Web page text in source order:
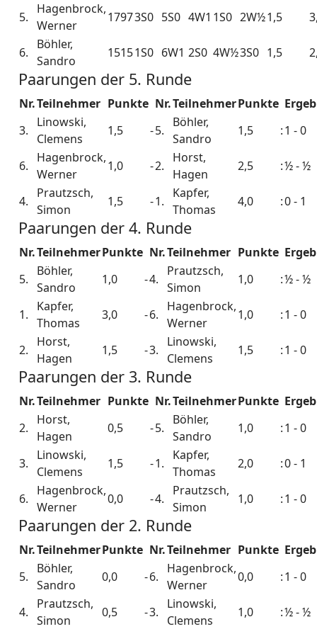
5.
Hagenbrock,
Werner
17973S0 5S0 4W1 1S0 2W½1,5
6.
Böhler,
Sandro
15151S0 6W1 2S0 4W½3S0 1,5
Paarungen der 5. Runde
Nr.Teilnehmer Punkte Nr.TeilnehmerPunkte
3.
Linowski,
Clemens
1,5 -5.
Böhler,
Sandro
1,5 :1 - 0
6.
Hagenbrock,
Werner
1,0 -2.
Horst,
Hagen
2,5 :½ - ½
4.
Prautzsch,
Simon
1,5 -1.
Kapfer,
Thomas
4,0 :0 - 1
Paarungen der 4. Runde
Nr.TeilnehmerPunkte Nr.Teilnehmer Punkte
5.
Böhler,
Sandro
1,0 -4.
Prautzsch,
Simon
1,0 :½ - ½
1.
Kapfer,
Thomas
3,0 -6.
Hagenbrock,
Werner
1,0 :1 - 0
2.
Horst,
Hagen
1,5 -3.
Linowski,
Clemens
1,5 :1 - 0
Paarungen der 3. Runde
Nr.Teilnehmer Punkte Nr.TeilnehmerPunkte
2.
Horst,
Hagen
0,5 -5.
Böhler,
Sandro
1,0 :1 - 0
3.
Linowski,
Clemens
1,5 -1.
Kapfer,
Thomas
2,0 :0 - 1
6.
Hagenbrock,
Werner
0,0 -4.
Prautzsch,
Simon
1,0 :1 - 0
Paarungen der 2. Runde
Nr.TeilnehmerPunkte Nr.Teilnehmer Punkte
5.
Böhler,
Sandro
0,0 -6.
Hagenbrock,
Werner
0,0 :1 - 0
4.
Prautzsch,
Simon
0,5 -3.
Linowski,
Clemens
1,0 :½ - ½